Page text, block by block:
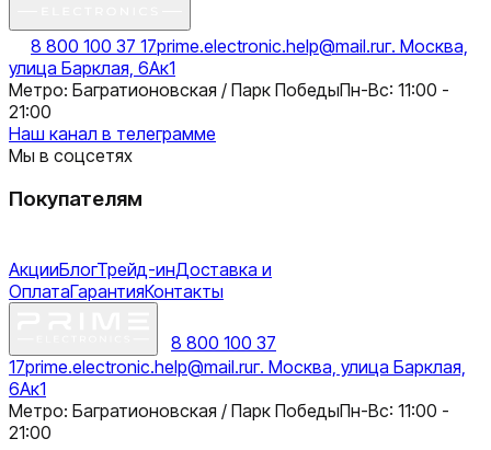
8 800 100 37 17prime.electronic.help@mail.ruг. Москва,
улица Барклая, 6Ак1
Метро: Багратионовская / Парк ПобедыПн-Вс: 11:00 -
21:00
Наш канал в телеграмме
Мы в соцсетях
Покупателям
АкцииБлогТрейд-инДоставка и
ОплатаГарантияКонтакты
8 800 100 37
17prime.electronic.help@mail.ruг. Москва, улица Барклая,
6Ак1
Метро: Багратионовская / Парк ПобедыПн-Вс: 11:00 -
21:00